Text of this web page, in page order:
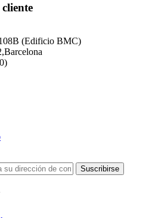
(Edificio BMC)
Suscribirse